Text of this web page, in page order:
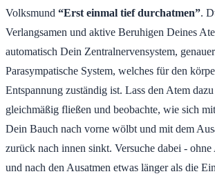
Volksmund “Erst einmal tief durchatmen”.
Verlangsamen und aktive Beruhigen Deines
automatisch Dein Zentralnervensystem,
Parasympatische System, welches für den
Entspannung zuständig ist. Lass den Atem
gleichmäßig fließen und beobachte, wie sich
Dein Bauch nach vorne wölbt und mit dem
zurück nach innen sinkt. Versuche dabei -
und nach den Ausatmen etwas länger als die